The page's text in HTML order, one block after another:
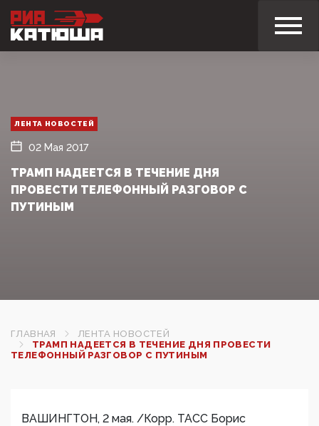
ЛЕНТА НОВОСТЕЙ
02 Мая 2017
ТРАМП НАДЕЕТСЯ В ТЕЧЕНИЕ ДНЯ
ПРОВЕСТИ ТЕЛЕФОННЫЙ РАЗГОВОР С
ПУТИНЫМ
ГЛАВНАЯ
ЛЕНТА НОВОСТЕЙ
ТРАМП НАДЕЕТСЯ В ТЕЧЕНИЕ ДНЯ ПРОВЕСТИ
ТЕЛЕФОННЫЙ РАЗГОВОР С ПУТИНЫМ
ВАШИНГТОН, 2 мая. /Корр. ТАСС Борис